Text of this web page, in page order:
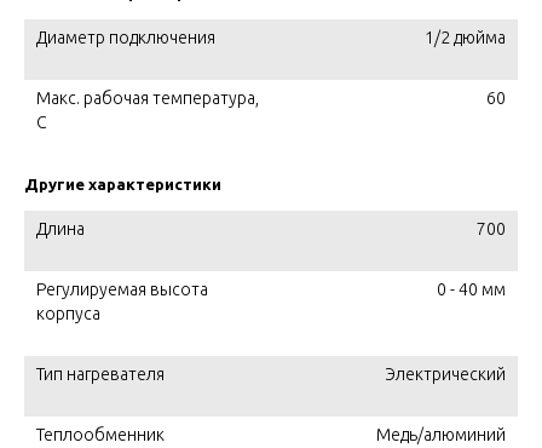
Диаметр подключения 1/2 дюйма
Макс. рабочая температура,
C
60
Другие характеристики
Длина 700
Регулируемая высота
корпуса
0 - 40 мм
Тип нагревателя Электрический
Теплообменник Медь/алюминий